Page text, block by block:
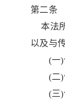
第二条
本法所
以及与
(一)传
(二)传
(三)传